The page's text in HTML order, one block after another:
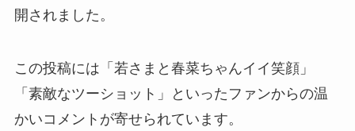
開されました。
この投稿には「若さまと春菜ちゃんイイ笑顔」
「素敵なツーショット」といったファンからの温
かいコメントが寄せられています。